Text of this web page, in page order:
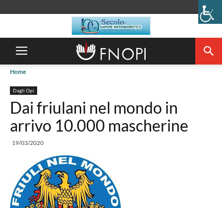
Home
Dagli Opi
Dai friulani nel mondo in
arrivo 10.000 mascherine
19/03/2020